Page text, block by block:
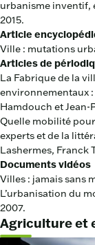
urbanisme inventif,
2015.
Article
Ville : mutations
Articles de
La Fabrique de la
environnementaux
Hamdouch et Jean-
Quelle mobilité
experts et de la
Lashermes, Franck
Documents vidéos
Villes : jamais sans
L’urbanisation du
2007.
Agriculture et